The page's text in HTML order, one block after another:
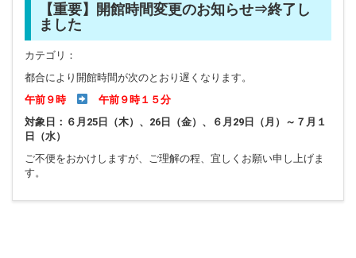
【重要】開館時間変更のお知らせ⇒終了し
ました
カテゴリ：
都合により開館時間が次のとおり遅くなります。
午前９時
午前９時１５分
対象日：６月25日（木）、26日（金）、
６月29日（月）～７月１
日（水）
ご不便をおかけしますが、ご理解の程、宜しくお願い申し上げま
す。